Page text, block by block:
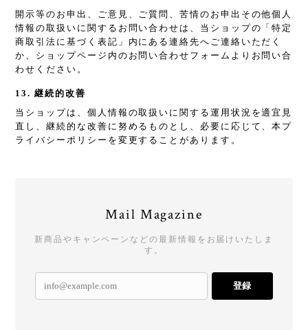
開示等のお申出、ご意見、ご質問、苦情のお申出その他個人
情報の取扱いに関するお問い合わせは、当ショップの「特定
商取引法に基づく表記」内にある連絡先へご連絡いただく
か、ショップページ内のお問い合わせフォームよりお問い合
わせください。
13. 継続的改善
当ショップは、個人情報の取扱いに関する運用状況を適宜見
直し、継続的な改善に努めるものとし、必要に応じて、本プ
ライバシーポリシーを変更することがあります。
Mail Magazine
新商品やキャンペーンなどの最新情報をお届けいたしま
す。
登録